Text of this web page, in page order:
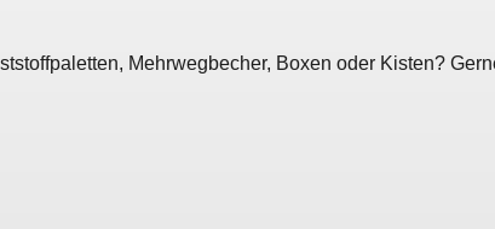
Mehrwegbecher, Boxen oder Kisten?